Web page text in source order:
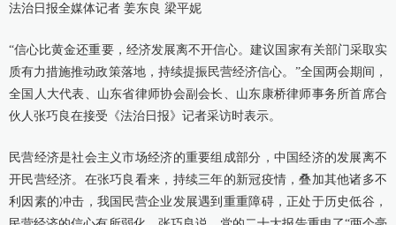
康桥出版
法治日报全媒体记者 姜东良 梁平妮
“信心比黄金还重要，经济发展离不开信心。建议国家有关部门采取实
质有力措施推动政策落地，持续提振民营经济信心。”全国两会期间，
全国人大代表、山东省律师协会副会长、山东康桥律师事务所首席合
伙人张巧良在接受《法治日报》记者采访时表示。
民营经济是社会主义市场经济的重要组成部分，中国经济的发展离不
开民营经济。在张巧良看来，持续三年的新冠疫情，叠加其他诸多不
利因素的冲击，我国民营企业发展遇到重重障碍，正处于历史低谷，